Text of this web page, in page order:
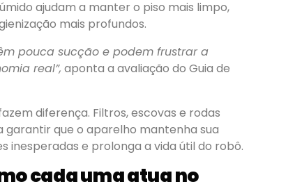
ajudam a manter o piso mais limpo,
mais profundos.
pouca sucção e podem frustrar a
real”, aponta a avaliação do Guia de
diferença. Filtros, escovas e rodas
garantir que o aparelho mantenha sua
inesperadas e prolonga a vida útil do robô.
cada uma atua no